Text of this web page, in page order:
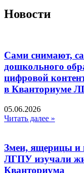
Новости
Сами снимают,
дошкольного
цифровой
в Кванториуме
05.06.2026
Читать далее »
Змеи, ящерицы и
ЛГПУ изучали
Кванториума